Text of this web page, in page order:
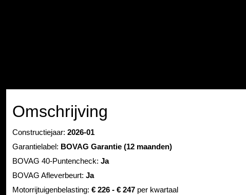
Omschrijving
Constructiejaar: 2026-01
Garantielabel: BOVAG Garantie (12 maanden)
BOVAG 40-Puntencheck: Ja
BOVAG Afleverbeurt: Ja
Motorrijtuigenbelasting: € 226 - € 247 per kwartaal